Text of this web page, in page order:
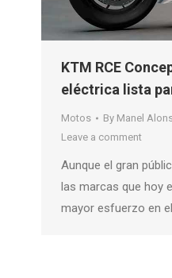
KTM RCE
eléctrica lista
Motos By Manel
Leave a comment
Aunque el gran
las marcas que hoy
mayor esfuerzo en